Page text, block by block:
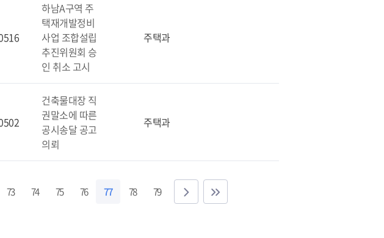
하남A구역 주
택재개발정비
사업 조합설립
추진위원회 승
인 취소 고시
주택과
건축물대장 직
권말소에 따른
공시송달 공고
의뢰
주택과
73 74 75 76 77 78 79